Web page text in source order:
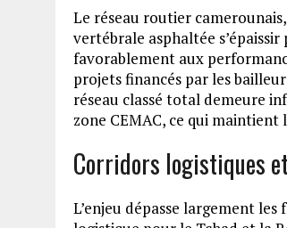
Le réseau routier
vertébrale asphaltée
favorablement aux
projets financés par les
réseau classé total demeure
zone CEMAC, ce qui maintient
Corridors logistiques
L’enjeu dépasse largement